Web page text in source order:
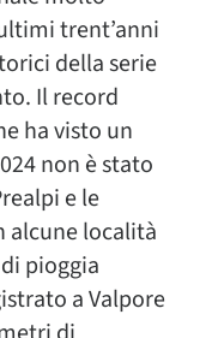
trent’anni
della serie
Il record
ha visto un
non è stato
e le
alcune località
pioggia
a Valpore